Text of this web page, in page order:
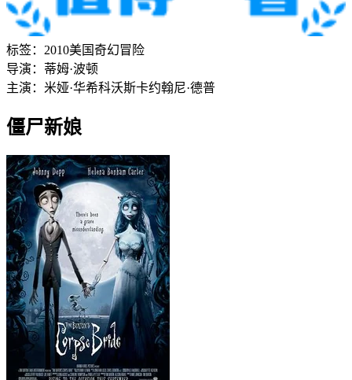
标签： 2010美国奇幻冒险
导演： 蒂姆·波顿
主演： 米娅·华希科沃斯卡约翰尼·德普
僵尸新娘